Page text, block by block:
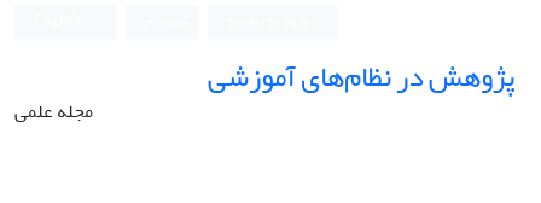
پژوهش در نظام‌های آموزشی
مجله علمی